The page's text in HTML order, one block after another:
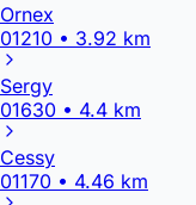
Ornex
01210 • 3.92 km
Sergy
01630 • 4.4 km
Cessy
01170 • 4.46 km